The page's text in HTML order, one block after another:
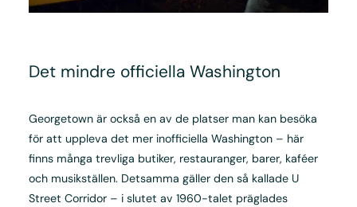
Det mindre officiella Washington
Georgetown är också en av de platser man kan besöka
för att uppleva det mer inofficiella Washington – här
finns många trevliga butiker, restauranger, barer, kaféer
och musikställen. Detsamma gäller den så kallade U
Street Corridor – i slutet av 1960-talet präglades